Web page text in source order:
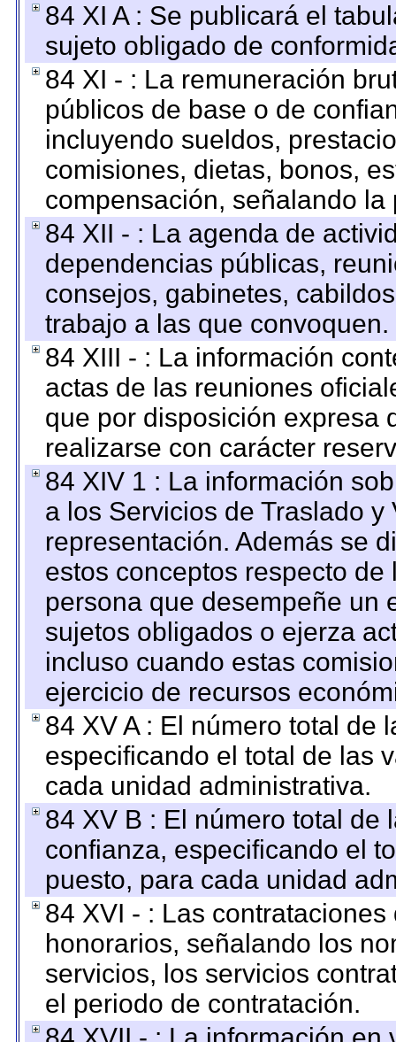
84 XI A : Se publicará el
sujeto obligado de
84 XI - : La remuneración
públicos de base o de
incluyendo sueldos,
comisiones, dietas, bonos,
compensación, señalando
84 XII - : La agenda de
dependencias públicas,
consejos, gabinetes,
trabajo a las que convoquen.
84 XIII - : La información
actas de las reuniones
que por disposición expresa
realizarse con carácter
84 XIV 1 : La información
a los Servicios de Traslado
representación. Además se
estos conceptos respecto
persona que desempeñe un
sujetos obligados o ejerza
incluso cuando estas
ejercicio de recursos
84 XV A : El número total de
especificando el total de las
cada unidad administrativa.
84 XV B : El número total de
confianza, especificando el
puesto, para cada unidad
84 XVI - : Las
honorarios, señalando los
servicios, los servicios
el periodo de contratación.